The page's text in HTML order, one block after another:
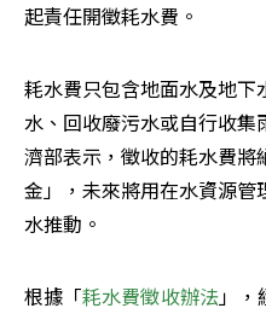
起責任開徵耗水費。
耗水費只包含地面水及地
水、回收廢污水或自行收
濟部表示，徵收的耗水費
金」，未來將用在水資源
水推動。
根據「耗水費徵收辦法」，